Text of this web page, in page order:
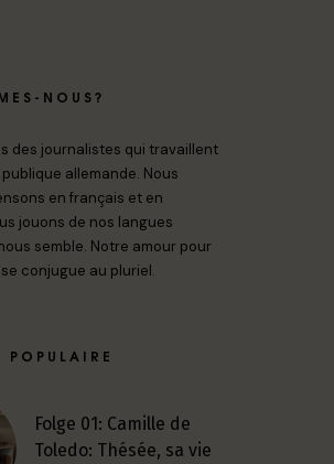
NOUS?
des journalistes qui travaillent
allemande. Nous
en français et en
jouons de nos langues
semble. Notre amour pour
conjugue au pluriel.
Folge 01: Camille de
Toledo: Thésée, sa vie